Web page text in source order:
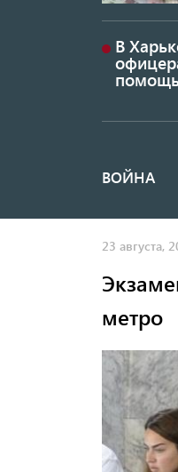
В
ВОЙНА
23 августа,
метро